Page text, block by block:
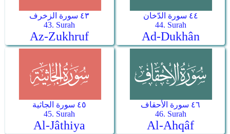
٤٣ سورة الزخرف
43. Surah
Az-Zukhruf
٤٤ سورة الدّخان
44. Surah
Ad-Dukhân
٤٥ سورة الجاثية
45. Surah
Al-Jâthiya
٤٦ سورة الأحقاف
46. Surah
Al-Ahqâf